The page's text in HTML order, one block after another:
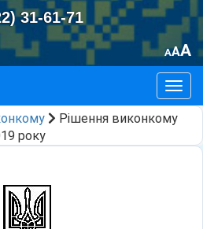
31-61-71
AAA
Рішення виконкому
року